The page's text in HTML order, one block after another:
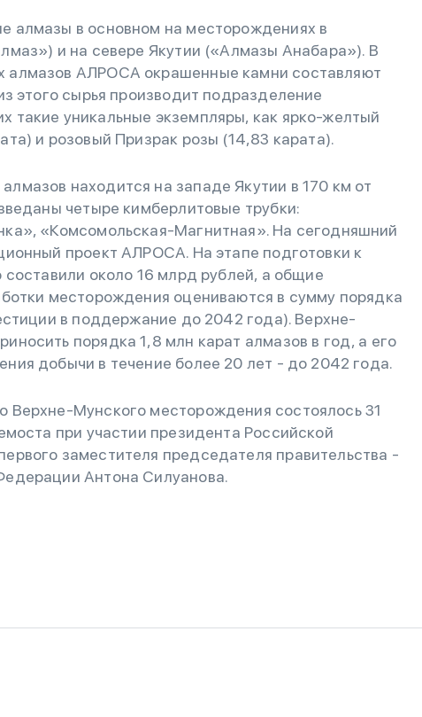
алмазы в основном на месторождениях в
и на севере Якутии («Алмазы Анабара»). В
АЛРОСА окрашенные камни составляют
этого сырья производит подразделение
уникальные экземпляры, как ярко-желтый
и розовый Призрак розы (14,83 карата).
находится на западе Якутии в 170 км от
четыре кимберлитовые трубки:
«Комсомольская-Магнитная». На сегодняшний
проект АЛРОСА. На этапе подготовки к
около 16 млрд рублей, а общие
месторождения оцениваются в сумму порядка
в поддержание до 2042 года). Верхне-
порядка 1,8 млн карат алмазов в год, а его
добычи в течение более 20 лет - до 2042 года.
Верхне-Мунского месторождения состоялось 31
при участии президента Российской
заместителя председателя правительства -
Антона Силуанова.